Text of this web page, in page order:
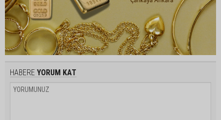
HABERE YORUM KAT